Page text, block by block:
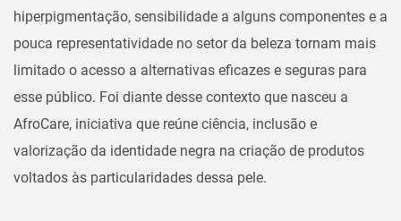
hiperpigmentação, sensibilidade a alguns componentes e a
pouca representatividade no setor da beleza tornam mais
limitado o acesso a alternativas eficazes e seguras para
esse público. Foi diante desse contexto que nasceu a
AfroCare, iniciativa que reúne ciência, inclusão e
valorização da identidade negra na criação de produtos
voltados às particularidades dessa pele.